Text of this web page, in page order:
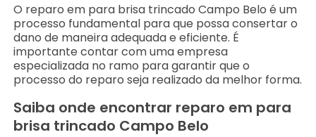
O reparo em para brisa trincado Campo Belo é um
processo fundamental para que possa consertar o
dano de maneira adequada e eficiente. É
importante contar com uma empresa
especializada no ramo para garantir que o
processo do reparo seja realizado da melhor forma.
Saiba onde encontrar reparo em para
brisa trincado Campo Belo